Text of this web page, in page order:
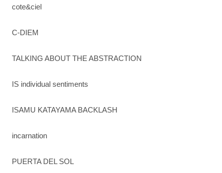
cote&ciel
C-DIEM
TALKING ABOUT THE ABSTRACTION
IS individual sentiments
ISAMU KATAYAMA BACKLASH
incarnation
PUERTA DEL SOL